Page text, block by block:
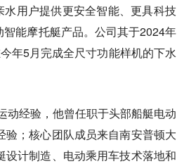
水用户提供更安全智能、更具科技
能摩托艇产品。公司其于2024年
年5月完成全尺寸功能样机的下水
动经验，他曾任职于头部船艇电动
；核心团队成员来自南安普顿大
计制造、电动乘用车技术落地和